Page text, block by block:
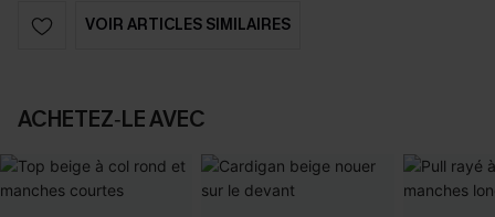
VOIR ARTICLES SIMILAIRES
ACHETEZ‑LE AVEC